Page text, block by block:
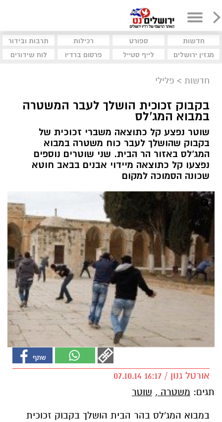
חדשות ספורט רכילות
תרבות ובידור
מגזין ירושלים
לייף סטייל פרסום ברדיו לוח שידורים
חדשות > פלילי
בקבוק זכוכית הושלך לעבר המשטרה
במבוא המג'לס
שוטר נפצע קל כתוצאה משברי זכוכית של
בקבוק שהושלך לעבר כוח משטרה במבוא
המג'לס באזור הר הבית. שני שוטרים נוספים
נפצעו קל כתוצאה מיידוי אבנים בבאב חוטא
שכונה הסמוכה למקום
אורטל גנון / 16:17 07.10.14
תגים: משטרה , שוטר
במבוא המג'לס בהר הבית הושלך בקבוק זכוכית